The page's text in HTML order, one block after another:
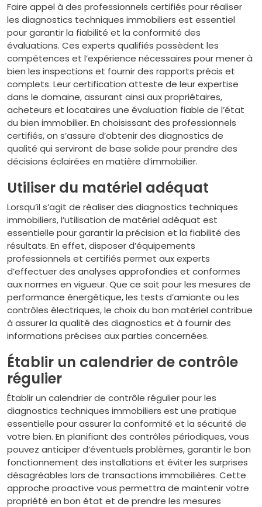
Faire appel à des professionnels certifiés pour réaliser
les diagnostics techniques immobiliers est essentiel
pour garantir la fiabilité et la conformité des
évaluations. Ces experts qualifiés possèdent les
compétences et l’expérience nécessaires pour mener à
bien les inspections et fournir des rapports précis et
complets. Leur certification atteste de leur expertise
dans le domaine, assurant ainsi aux propriétaires,
acheteurs et locataires une évaluation fiable de l’état
du bien immobilier. En choisissant des professionnels
certifiés, on s’assure d’obtenir des diagnostics de
qualité qui serviront de base solide pour prendre des
décisions éclairées en matière d’immobilier.
Utiliser du matériel adéquat
Lorsqu’il s’agit de réaliser des diagnostics techniques
immobiliers, l’utilisation de matériel adéquat est
essentielle pour garantir la précision et la fiabilité des
résultats. En effet, disposer d’équipements
professionnels et certifiés permet aux experts
d’effectuer des analyses approfondies et conformes
aux normes en vigueur. Que ce soit pour les mesures de
performance énergétique, les tests d’amiante ou les
contrôles électriques, le choix du bon matériel contribue
à assurer la qualité des diagnostics et à fournir des
informations précises aux parties concernées.
Établir un calendrier de contrôle
régulier
Établir un calendrier de contrôle régulier pour les
diagnostics techniques immobiliers est une pratique
essentielle pour assurer la conformité et la sécurité de
votre bien. En planifiant des contrôles périodiques, vous
pouvez anticiper d’éventuels problèmes, garantir le bon
fonctionnement des installations et éviter les surprises
désagréables lors de transactions immobilières. Cette
approche proactive vous permettra de maintenir votre
propriété en bon état et de prendre les mesures